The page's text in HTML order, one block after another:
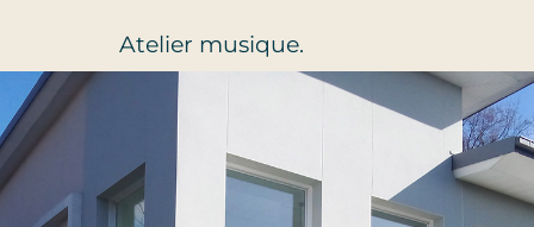
Atelier musique.